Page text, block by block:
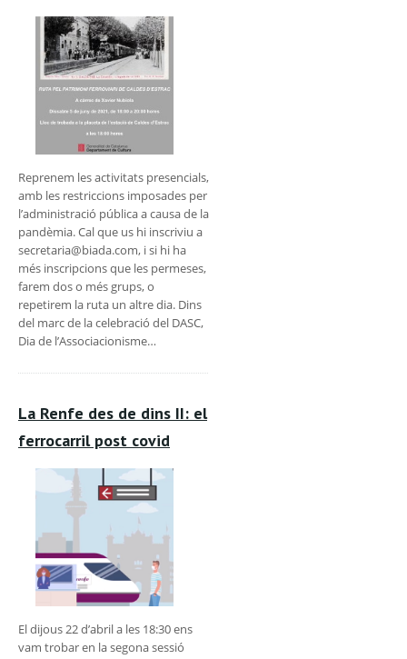
Reprenem les activitats presencials,
amb les restriccions imposades per
l’administració pública a causa de la
pandèmia. Cal que us hi inscriviu a
secretaria@biada.com, i si hi ha
més inscripcions que les permeses,
farem dos o més grups, o
repetirem la ruta un altre dia. Dins
del marc de la celebració del DASC,
Dia de l’Associacionisme…
La Renfe des de dins II: el
ferrocarril post covid
El dijous 22 d’abril a les 18:30 ens
vam trobar en la segona sessió